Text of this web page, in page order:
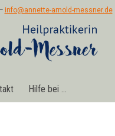
info@annette-arnold-messner.de
Hilfe bei …